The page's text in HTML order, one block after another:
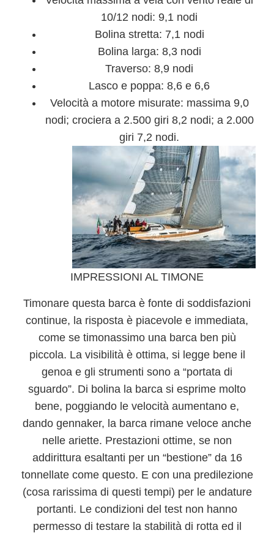
10/12 nodi: 9,1 nodi
Bolina stretta: 7,1 nodi
Bolina larga: 8,3 nodi
Traverso: 8,9 nodi
Lasco e poppa: 8,6 e 6,6
Velocità a motore misurate: massima 9,0
nodi; crociera a 2.500 giri 8,2 nodi; a 2.000
giri 7,2 nodi.
IMPRESSIONI AL TIMONE
Timonare questa barca è fonte di soddisfazioni
continue, la risposta è piacevole e immediata,
come se timonassimo una barca ben più
piccola. La visibilità è ottima, si legge bene il
genoa e gli strumenti sono a “portata di
sguardo”. Di bolina la barca si esprime molto
bene, poggiando le velocità aumentano e,
dando gennaker, la barca rimane veloce anche
nelle ariette. Prestazioni ottime, se non
addirittura esaltanti per un “bestione” da 16
tonnellate come questo. E con una predilezione
(cosa rarissima di questi tempi) per le andature
portanti. Le condizioni del test non hanno
permesso di testare la stabilità di rotta ed il